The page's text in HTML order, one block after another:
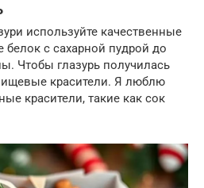
используйте качественные
белок с сахарной пудрой до
Чтобы глазурь получилась
красители. Я люблю
красители, такие как сок